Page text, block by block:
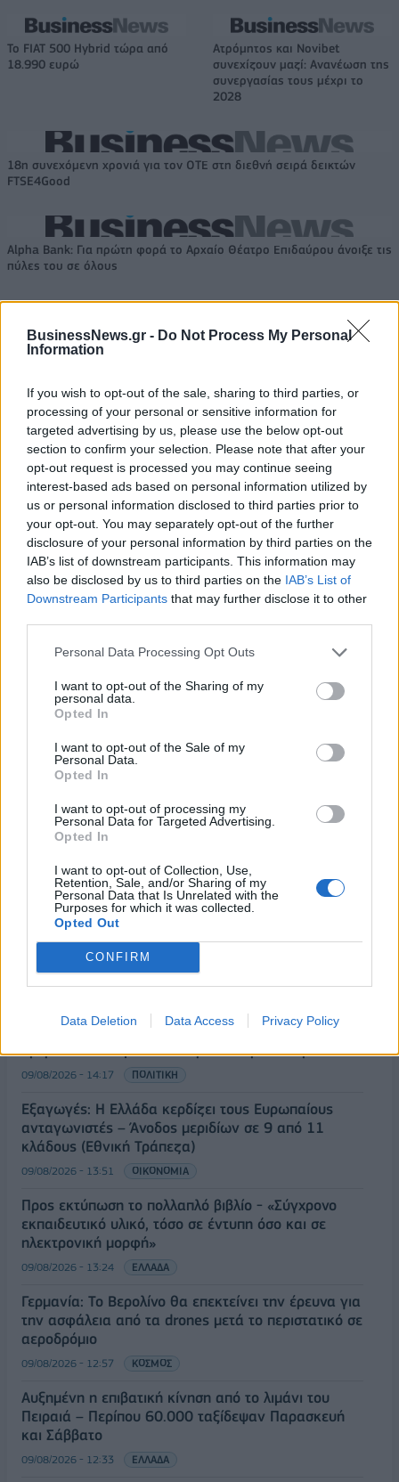
BusinessNews.gr - Do Not Process My Personal
Information
If you wish to opt-out of the sale, sharing to third parties, or
processing of your personal or sensitive information for
targeted advertising by us, please use the below opt-out
section to confirm your selection. Please note that after your
opt-out request is processed you may continue seeing
interest-based ads based on personal information utilized by
us or personal information disclosed to third parties prior to
your opt-out. You may separately opt-out of the further
disclosure of your personal information by third parties on the
IAB’s list of downstream participants. This information may
also be disclosed by us to third parties on the IAB’s List of
Downstream Participants that may further disclose it to other
Personal Data Processing Opt Outs
I want to opt-out of the Sharing of my
personal data.
Opted In
I want to opt-out of the Sale of my
Personal Data.
Opted In
I want to opt-out of processing my
Personal Data for Targeted Advertising.
Opted In
I want to opt-out of Collection, Use,
Retention, Sale, and/or Sharing of my
Personal Data that Is Unrelated with the
Purposes for which it was collected.
Opted Out
CONFIRM
Data Deletion Data Access Privacy Policy
Το FIAT 500 Hybrid τώρα από
18.990 ευρώ
Ατρόμητος και Novibet
συνεχίζουν μαζί: Ανανέωση της
συνεργασίας τους μέχρι το
2028
18η συνεχόμενη χρονιά για τον ΟΤΕ στη διεθνή σειρά δεικτών
FTSE4Good
Alpha Bank: Για πρώτη φορά το Αρχαίο Θέατρο Επιδαύρου άνοιξε τις
πύλες του σε όλους
ΗΠΑ: Κυρώσεις σε βάρος
του Τιερί Μπρετόν και
ακόμη τεσσάρων
Ευρωπαίων για ζητήματα
ελευθερίας του λόγου
Ρωσία: Σχέδια για
κατασκευή πυρηνικού
σταθμού στη Σελήνη μέσα
σε μια δεκαετία
ΡΟΗ ΕΙΔΗΣΕΩΝ
Π. Μαρινάκης: «Το δημογραφικό δεν μπορεί να
περιμένει»
Ε. Τουρνάς: Πάνω από 400 πυρκαγιές σε δέκα
ημέρες - Σε επιφυλακή ο κρατικός μηχανισμός
09/08/2026 - 14:17 ΠΟΛΙΤΙΚΗ
Εξαγωγές: Η Ελλάδα κερδίζει τους Ευρωπαίους
ανταγωνιστές – Άνοδος μεριδίων σε 9 από 11
κλάδους (Εθνική Τράπεζα)
09/08/2026 - 13:51 ΟΙΚΟΝΟΜΙΑ
Προς εκτύπωση το πολλαπλό βιβλίο - «Σύγχρονο
εκπαιδευτικό υλικό, τόσο σε έντυπη όσο και σε
ηλεκτρονική μορφή»
09/08/2026 - 13:24 ΕΛΛΑΔΑ
Γερμανία: Το Βερολίνο θα επεκτείνει την έρευνα για
την ασφάλεια από τα drones μετά το περιστατικό σε
αεροδρόμιο
09/08/2026 - 12:57 ΚΟΣΜΟΣ
Αυξημένη η επιβατική κίνηση από το λιμάνι του
Πειραιά – Περίπου 60.000 ταξίδεψαν Παρασκευή
και Σάββατο
09/08/2026 - 12:33 ΕΛΛΑΔΑ